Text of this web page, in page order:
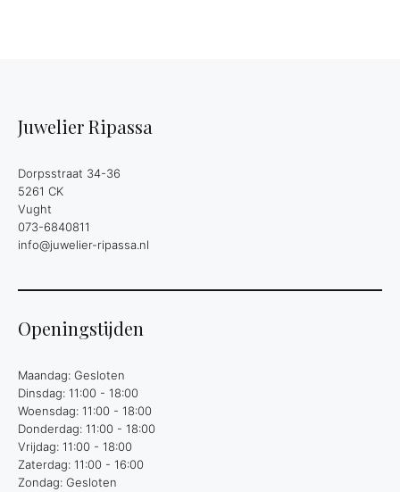
Juwelier Ripassa
Dorpsstraat 34-36
5261 CK
Vught
073-6840811
info@juwelier-ripassa.nl
Openingstijden
Maandag: Gesloten
Dinsdag: 11:00 - 18:00
Woensdag: 11:00 - 18:00
Donderdag: 11:00 - 18:00
Vrijdag: 11:00 - 18:00
Zaterdag: 11:00 - 16:00
Zondag: Gesloten